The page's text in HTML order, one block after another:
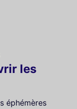
les
éphémères